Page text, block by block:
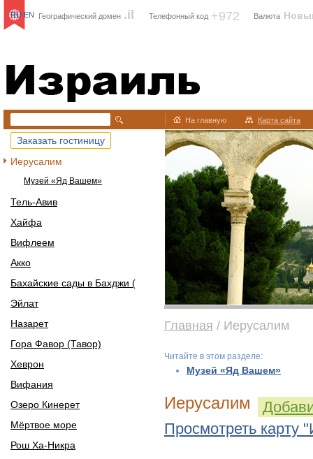
Израиль
Географический домен .il Телефонный код +972 Валюта
RU EN
На главную Карта сайта
Заказать гостиницу
Иерусалим
Музей «Яд Вашем»
Тель-Авив
Хайфа
Вифлеем
Акко
Бахайские сады в Бахджи (
Эйлат
Назарет
Гора Фавор (Тавор)
Хеврон
Вифания
Озеро Кинерет
Мёртвое море
Рош Ха-Никра
Главная / Иерусалим
Читайте в этом разделе:
Музей «Яд Вашем»
Иерусалим
Просмотреть карту